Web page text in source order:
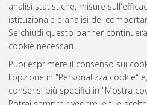
analisi statistiche, misure
istituzionale e analisi dei
Se chiudi questo banner
cookie necessari.
Puoi esprimere il consenso sui
l'opzione in "Personalizza cookie"
consensi più specifici in "Mostra
Gestione del
Atom
Rss 1.0